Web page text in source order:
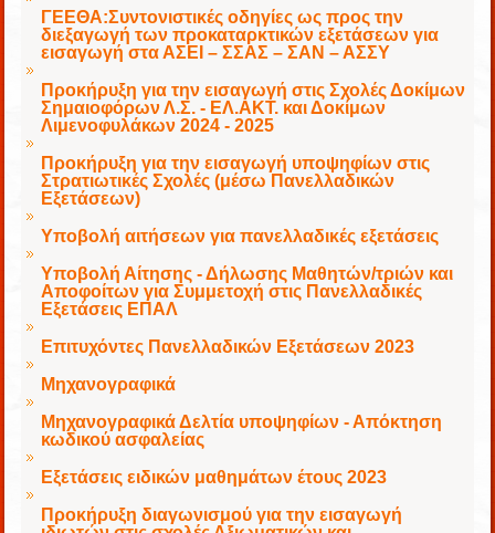
ΓΕΕΘΑ:Συντονιστικές οδηγίες ως προς την
διεξαγωγή των προκαταρκτικών εξετάσεων για
εισαγωγή στα ΑΣΕΙ – ΣΣΑΣ – ΣΑΝ – ΑΣΣΥ
Προκήρυξη για την εισαγωγή στις Σχολές Δοκίμων
Σημαιοφόρων Λ.Σ. - ΕΛ.ΑΚΤ. και Δοκίμων
Λιμενοφυλάκων 2024 - 2025
Προκήρυξη για την εισαγωγή υποψηφίων στις
Στρατιωτικές Σχολές (μέσω Πανελλαδικών
Εξετάσεων)
Υποβολή αιτήσεων για πανελλαδικές εξετάσεις
Υποβολή Αίτησης - Δήλωσης Μαθητών/τριών και
Αποφοίτων για Συμμετοχή στις Πανελλαδικές
Εξετάσεις ΕΠΑΛ
Επιτυχόντες Πανελλαδικών Εξετάσεων 2023
Μηχανογραφικά
Μηχανογραφικά Δελτία υποψηφίων - Απόκτηση
κωδικού ασφαλείας
Εξετάσεις ειδικών μαθημάτων έτους 2023
Προκήρυξη διαγωνισμού για την εισαγωγή